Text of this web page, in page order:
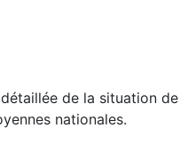
de la situation de
nationales.